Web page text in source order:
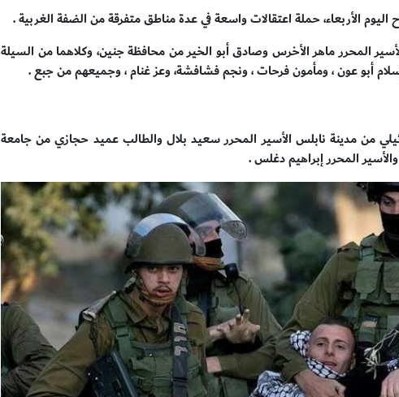
الأربعاء، حملة اعتقالات واسعة في عدة مناطق متفرقة من الضفة الغربية .
المحرر ماهر الأخرس وصادق أبو الخير من محافظة جنين، وكلاهما من السيلة
إسلام أبو عون ، ومأمون فرحات ، ونجم فشافشة، وعز غنام ، وجميعهم من جبع .
من مدينة نابلس الأسير المحرر سعيد بلال والطالب عميد حجازي من جامعة
المحرر إبراهيم دغلس .